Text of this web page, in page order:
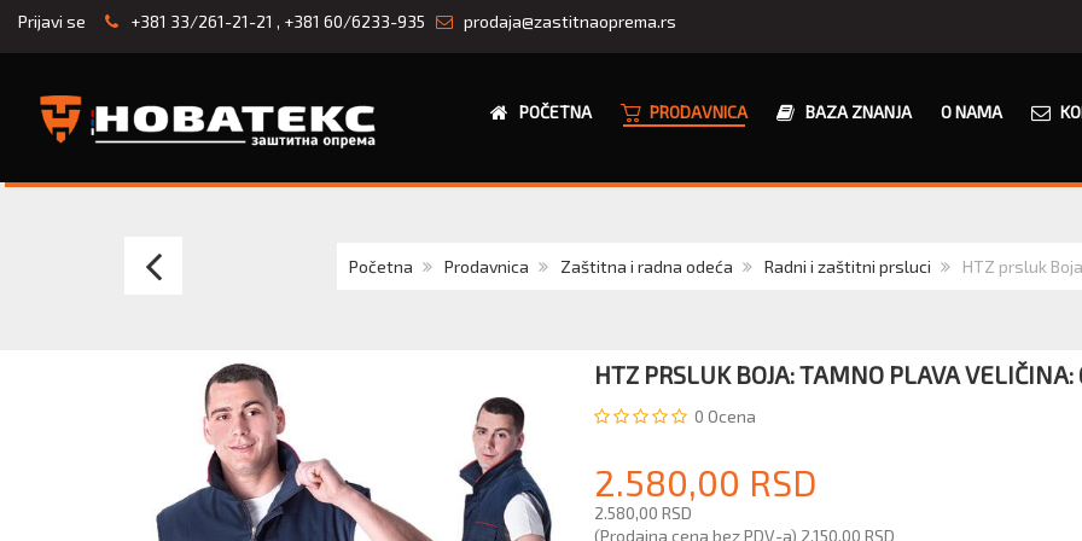
Prijavi se +381 33/261-21-21 , +381 60/6233-935 prodaja@zastitnaoprema.rs
POČETNA PRODAVNICA BAZA ZNANJA O NAMA
Početna Prodavnica Zaštitna i radna odeća Radni i zaštitni prsluci HTZ prsluk
HTZ
HTZ PRSLUK BOJA: TAMNO PLAVA VELIČINA:
0 Ocena
2.580,00 RSD
2.580,00 RSD
(Prodajna cena bez PDV-a) 2.150,00 RSD